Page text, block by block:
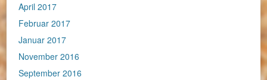
April 2017
Februar 2017
Januar 2017
November 2016
September 2016